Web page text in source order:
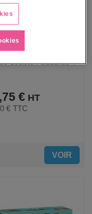
Societe Puissance 4
€
€ TTC
VOIR